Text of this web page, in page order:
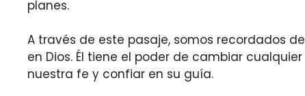
planes.
A través de este pasaje, somos recordados
en Dios. Él tiene el poder de cambiar
nuestra fe y confiar en su guía.